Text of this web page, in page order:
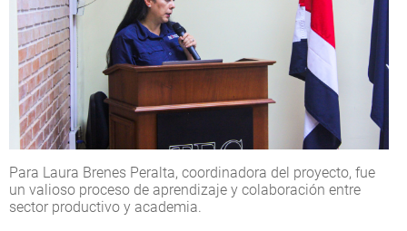
Para Laura Brenes Peralta, coordinadora del proyecto, fue
un valioso proceso de aprendizaje y colaboración entre
sector productivo y academia.